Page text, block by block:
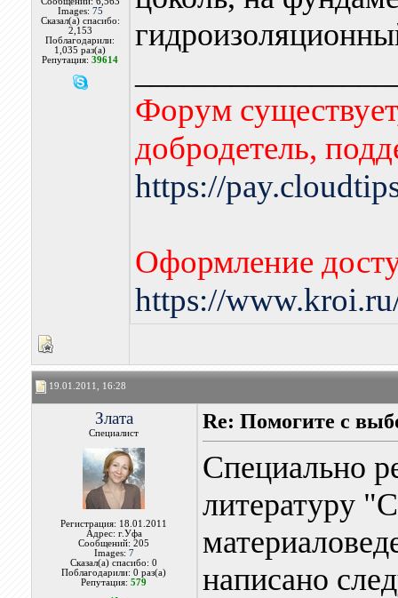
Images: 75
Сказал(а) спасибо:
2,153
Поблагодарили:
1,035 раз(а)
Репутация:39614
Форум
добродетель,
https://
Оформление
https://
19.01.2011, 16:28
Злата
Специалист
Регистрация: 18.01.2011
Адрес: г.Уфа
Сообщений: 205
Images: 7
Сказал(а) спасибо: 0
Поблагодарили: 0 раз(а)
Репутация:579
Re: Помогите с
Специально
литературу
написано